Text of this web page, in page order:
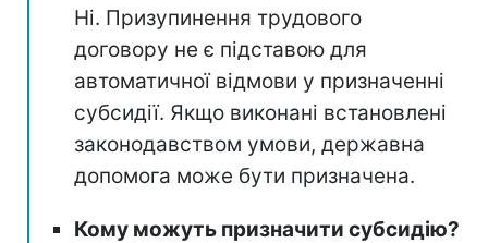
Ні. Призупинення трудового
договору не є підставою для
автоматичної відмови у призначенні
субсидії. Якщо виконані встановлені
законодавством умови, державна
допомога може бути призначена.
Кому можуть призначити субсидію?